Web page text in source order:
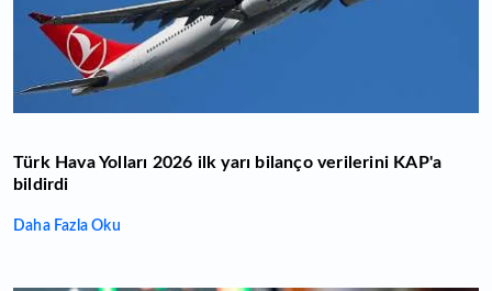
Türk Hava Yolları 2026 ilk yarı bilanço verilerini KAP'a
bildirdi
Daha Fazla Oku